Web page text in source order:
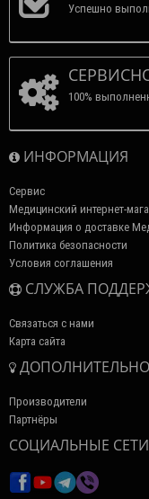
Успешно
100%
ИНФОРМАЦИЯ
Сервис
Медицинский интернет-
Информация о доставке
Политика безопасности
Условия соглашения
СЛУЖБА
Связаться с нами
Карта сайта
ДОПОЛНИТЕЛЬНО
Производители
Партнёры
СОЦИАЛЬНЫЕ СЕТИ